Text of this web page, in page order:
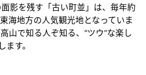
影を残す「古い町並」は、毎年約
海地方の人気観光地となっていま
山で知る人ぞ知る、“ツウ”な楽し
ます。